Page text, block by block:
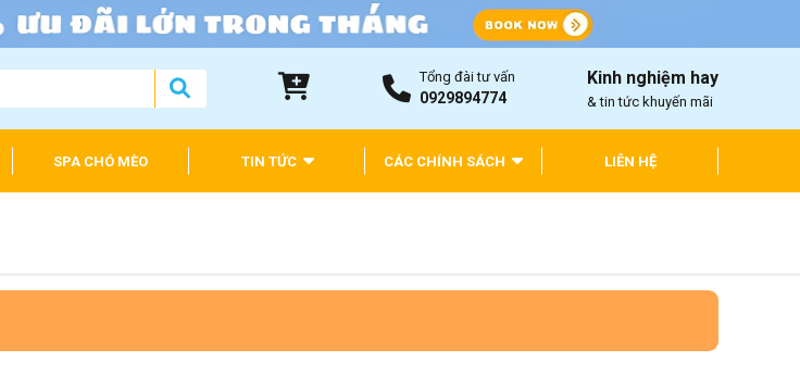
Tổng đài tư vấn
0929894774
Kinh nghiệm hay
& tin tức khuyến mãi
SPA CHÓ MÈO TIN TỨC CÁC CHÍNH SÁCH LIÊN HỆ